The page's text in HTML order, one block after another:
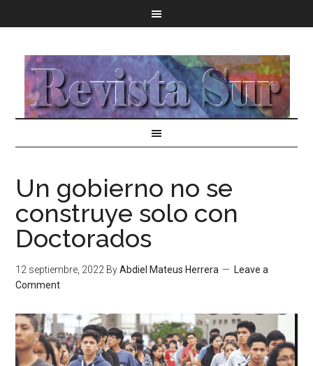
Un gobierno no se
construye solo con
Doctorados
12 septiembre, 2022 ByAbdiel Mateus Herrera
Leave a
Comment